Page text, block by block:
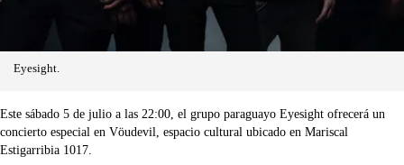
Eyesight.
Este sábado 5 de julio a las 22:00, el grupo paraguayo Eyesight ofrecerá un
concierto especial en Vöudevil, espacio cultural ubicado en Mariscal
Estigarribia 1017.